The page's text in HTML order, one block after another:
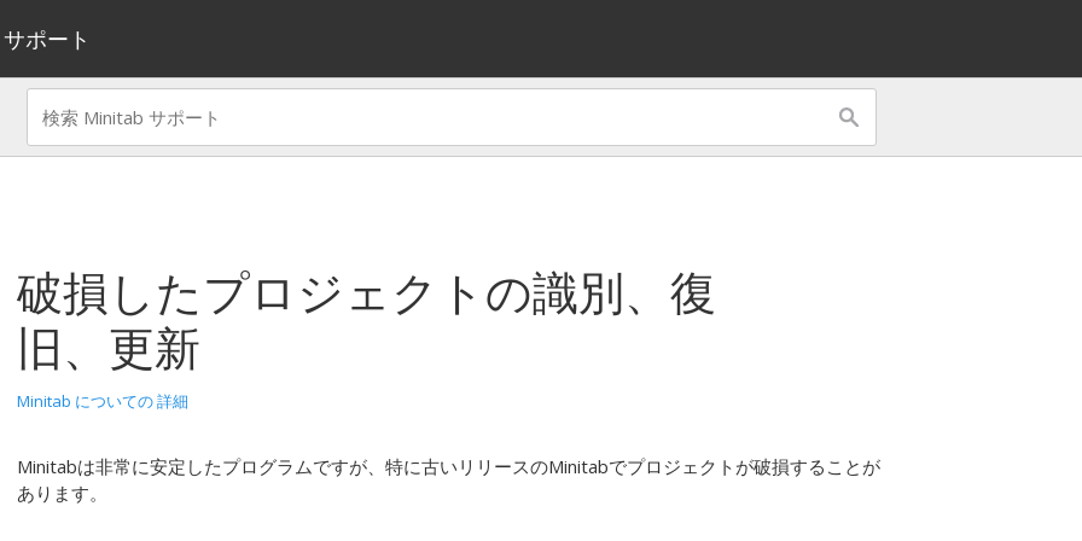
サポート
破損したプロジェクトの識別、復
旧、更新
Minitab についての 詳細
Minitabは非常に安定したプログラムですが、特に古いリリースのMinitabでプロジェクトが破損することが
あります。